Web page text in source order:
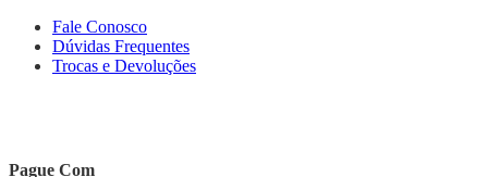
Fale Conosco
Dúvidas Frequentes
Trocas e Devoluções
Pague Com